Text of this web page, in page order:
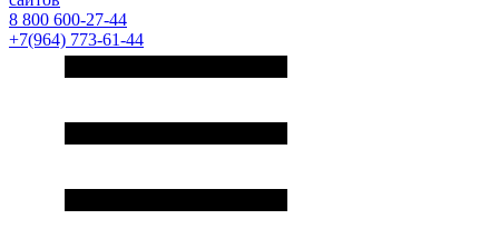
8 800 600-27-44
+7(964) 773-61-44